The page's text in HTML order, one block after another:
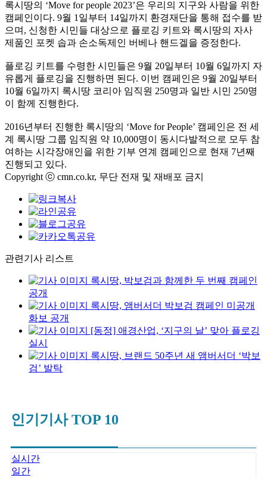
록시땅의 ‘Move for people 2023’은 우리의 지구와 사람을 위한
캠페인이다. 9월 1 일부터 14일까지 환경재단을 통해 접수를 받
으며 , 신청한 시민들 대상으로 플로깅 키트와 록시땅의 자사
제품인 포켓 솝과 손소독제인 버베나 핸드겔을 증정한다.
플로깅 키트를 수령한 시민들은 9월 20일부터 10월 6일까지 자
유롭게 플로깅을 진행하면 된다. 이번 캠페인은 9월 20일부터
10월 6일까지 록시땅 코리아 임직원 250명과 일반 시민 250명
이 함께 진행한다.
2016년부터 진행한 록시땅의 ‘Move for People’ 캠페인은 전 세
계 록시땅 그룹 임직원 약 10,000명이 동시다발적으로 모두 참
여하는 시각장애인을 위한 기부 연계 캠페인으로 현재 7년째
진행되고 있다.
Copyright ⓒ cmn.co.kr, 무단 전재 및 재배포 금지
관련기사 리스트
록시땅, 박보검과 함께한 두 번째 캠페인
공개
록시땅, 앰버서더 박보검 캠페인 미공개
화보 공개
[동정] 애경산업, ‘지구의 날’ 맞아 플로깅
실시
록시땅, 브랜드 50주년 새 앰버서더 ‘박보
검’ 발탁
인기기사 TOP 10
실시간
일간